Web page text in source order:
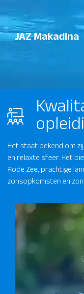
JAZ Makadina
Het staat bekend om
en relaxte sfeer. Het
Rode Zee, prachtige
zonsopkomsten en